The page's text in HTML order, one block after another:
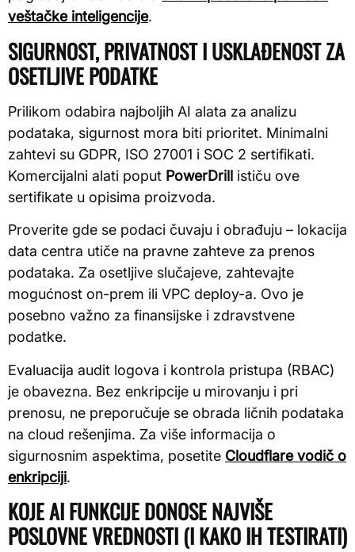
veštačke inteligencije.
SIGURNOST, PRIVATNOST I USKLAĐENOST ZA
OSETLJIVE PODATKE
Prilikom odabira najboljih AI alata za analizu
podataka, sigurnost mora biti prioritet. Minimalni
zahtevi su GDPR, ISO 27001 i SOC 2 sertifikati.
Komercijalni alati poput PowerDrill ističu ove
sertifikate u opisima proizvoda.
Proverite gde se podaci čuvaju i obrađuju – lokacija
data centra utiče na pravne zahteve za prenos
podataka. Za osetljive slučajeve, zahtevajte
mogućnost on-prem ili VPC deploy-a. Ovo je
posebno važno za finansijske i zdravstvene
podatke.
Evaluacija audit logova i kontrola pristupa (RBAC)
je obavezna. Bez enkripcije u mirovanju i pri
prenosu, ne preporučuje se obrada ličnih podataka
na cloud rešenjima. Za više informacija o
sigurnosnim aspektima, posetite Cloudflare vodič o
enkripciji.
KOJE AI FUNKCIJE DONOSE NAJVIŠE
POSLOVNE VREDNOSTI (I KAKO IH TESTIRATI)